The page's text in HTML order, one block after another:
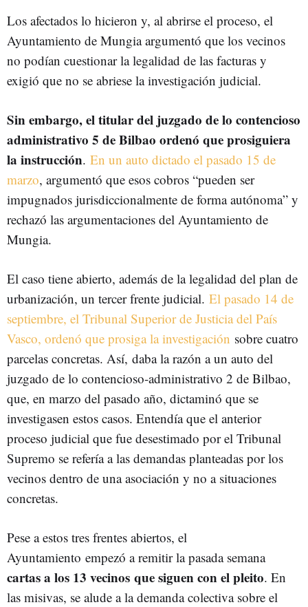
Los afectados lo hicieron y, al abrirse el proceso, el
Ayuntamiento de Mungia argumentó que los vecinos
no podían cuestionar la legalidad de las facturas y
exigió que no se abriese la investigación judicial.
Sin embargo, el titular del juzgado de lo contencioso
administrativo 5 de Bilbao ordenó que prosiguiera
la instrucción. En un auto dictado el pasado 15 de
marzo, argumentó que esos cobros “pueden ser
impugnados jurisdiccionalmente de forma autónoma” y
rechazó las argumentaciones del Ayuntamiento de
Mungia.
El caso tiene abierto, además de la legalidad del plan de
urbanización, un tercer frente judicial. El pasado 14 de
septiembre, el Tribunal Superior de Justicia del País
Vasco, ordenó que prosiga la investigación sobre cuatro
parcelas concretas. Así, daba la razón a un auto del
juzgado de lo contencioso-administrativo 2 de Bilbao,
que, en marzo del pasado año, dictaminó que se
investigasen estos casos. Entendía que el anterior
proceso judicial que fue desestimado por el Tribunal
Supremo se refería a las demandas planteadas por los
vecinos dentro de una asociación y no a situaciones
concretas.
Pese a estos tres frentes abiertos, el
Ayuntamiento empezó a remitir la pasada semana
cartas a los 13 vecinos que siguen con el pleito. En
las misivas, se alude a la demanda colectiva sobre el